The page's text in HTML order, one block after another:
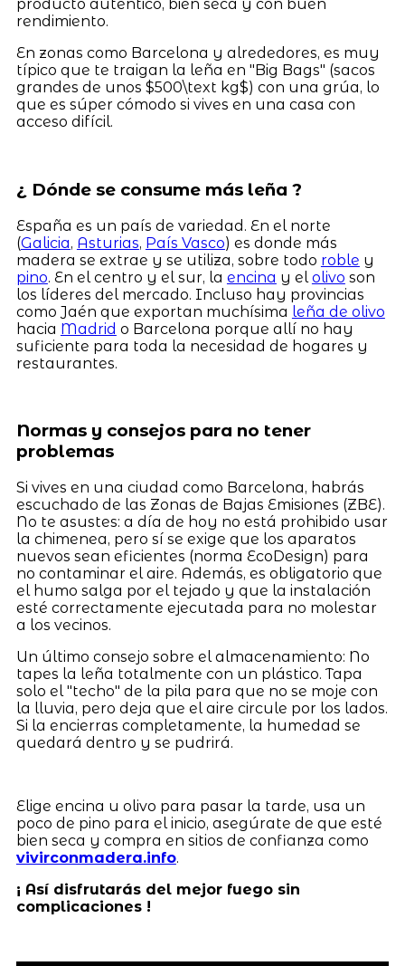
producto auténtico, bien seca y con buen
rendimiento.
En zonas como Barcelona y alrededores, es muy
típico que te traigan la leña en "Big Bags" (sacos
grandes de unos $500\text kg$) con una grúa, lo
que es súper cómodo si vives en una casa con
acceso difícil.
¿ Dónde se consume más leña ?
España es un país de variedad. En el norte
(Galicia, Asturias, País Vasco) es donde más
madera se extrae y se utiliza, sobre todo roble y
pino. En el centro y el sur, la encina y el olivo son
los líderes del mercado. Incluso hay provincias
como Jaén que exportan muchísima leña de olivo
hacia Madrid o Barcelona porque allí no hay
suficiente para toda la necesidad de hogares y
restaurantes.
Normas y consejos para no tener
problemas
Si vives en una ciudad como Barcelona, habrás
escuchado de las Zonas de Bajas Emisiones (ZBE).
No te asustes: a día de hoy no está prohibido usar
la chimenea, pero sí se exige que los aparatos
nuevos sean eficientes (norma EcoDesign) para
no contaminar el aire. Además, es obligatorio que
el humo salga por el tejado y que la instalación
esté correctamente ejecutada para no molestar
a los vecinos.
Un último consejo sobre el almacenamiento: No
tapes la leña totalmente con un plástico. Tapa
solo el "techo" de la pila para que no se moje con
la lluvia, pero deja que el aire circule por los lados.
Si la encierras completamente, la humedad se
quedará dentro y se pudrirá.
Elige encina u olivo para pasar la tarde, usa un
poco de pino para el inicio, asegúrate de que esté
bien seca y compra en sitios de confianza como
vivirconmadera.info.
¡ Así disfrutarás del mejor fuego sin
complicaciones !